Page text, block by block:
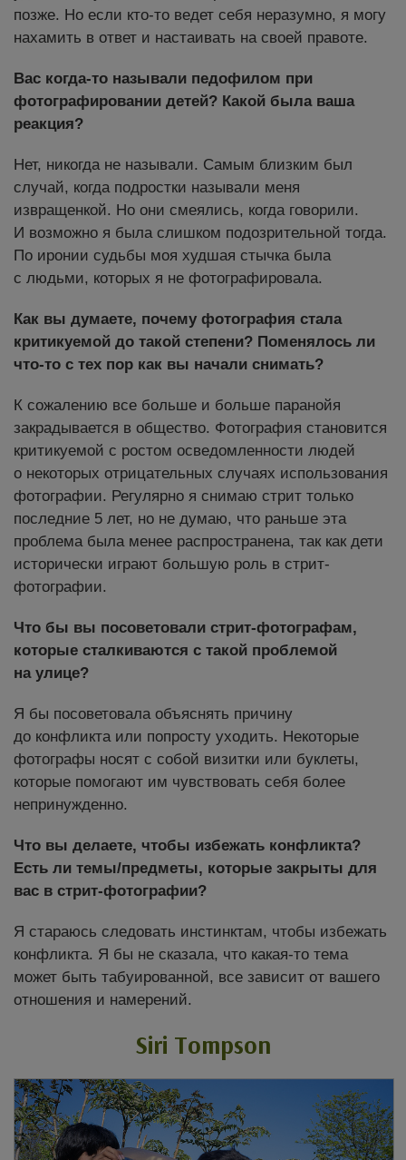
позже. Но если кто-то ведет себя неразумно, я могу
нахамить в ответ и настаивать на своей правоте.
Вас когда-то называли педофилом при
фотографировании детей? Какой была ваша
реакция?
Нет, никогда не называли. Самым близким был
случай, когда подростки называли меня
извращенкой. Но они смеялись, когда говорили.
И возможно я была слишком подозрительной тогда.
По иронии судьбы моя худшая стычка была
с людьми, которых я не фотографировала.
Как вы думаете, почему фотография стала
критикуемой до такой степени? Поменялось ли
что-то с тех пор как вы начали снимать?
К сожалению все больше и больше паранойя
закрадывается в общество. Фотография становится
критикуемой с ростом осведомленности людей
о некоторых отрицательных случаях использования
фотографии. Регулярно я снимаю стрит только
последние 5 лет, но не думаю, что раньше эта
проблема была менее распространена, так как дети
исторически играют большую роль в стрит-
фотографии.
Что бы вы посоветовали стрит-фотографам,
которые сталкиваются с такой проблемой
на улице?
Я бы посоветовала объяснять причину
до конфликта или попросту уходить. Некоторые
фотографы носят с собой визитки или буклеты,
которые помогают им чувствовать себя более
непринужденно.
Что вы делаете, чтобы избежать конфликта?
Есть ли темы/предметы, которые закрыты для
вас в стрит-фотографии?
Я стараюсь следовать инстинктам, чтобы избежать
конфликта. Я бы не сказала, что какая-то тема
может быть табуированной, все зависит от вашего
отношения и намерений.
Siri Tompson